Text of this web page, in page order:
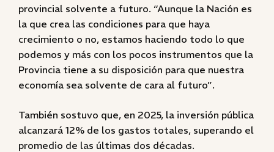
provincial solvente a futuro. “Aunque la Nación es
la que crea las condiciones para que haya
crecimiento o no, estamos haciendo todo lo que
podemos y más con los pocos instrumentos que la
Provincia tiene a su disposición para que nuestra
economía sea solvente de cara al futuro”.
También sostuvo que, en 2025, la inversión pública
alcanzará 12% de los gastos totales, superando el
promedio de las últimas dos décadas.